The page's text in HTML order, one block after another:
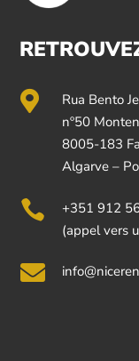

Rua Bento
nº50
8005-183
Algarve –

+351 912
(appel vers
